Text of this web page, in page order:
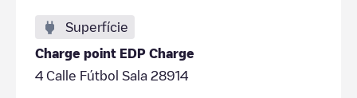
Superfície
Charge point EDP Charge
4 Calle Fútbol Sala 28914